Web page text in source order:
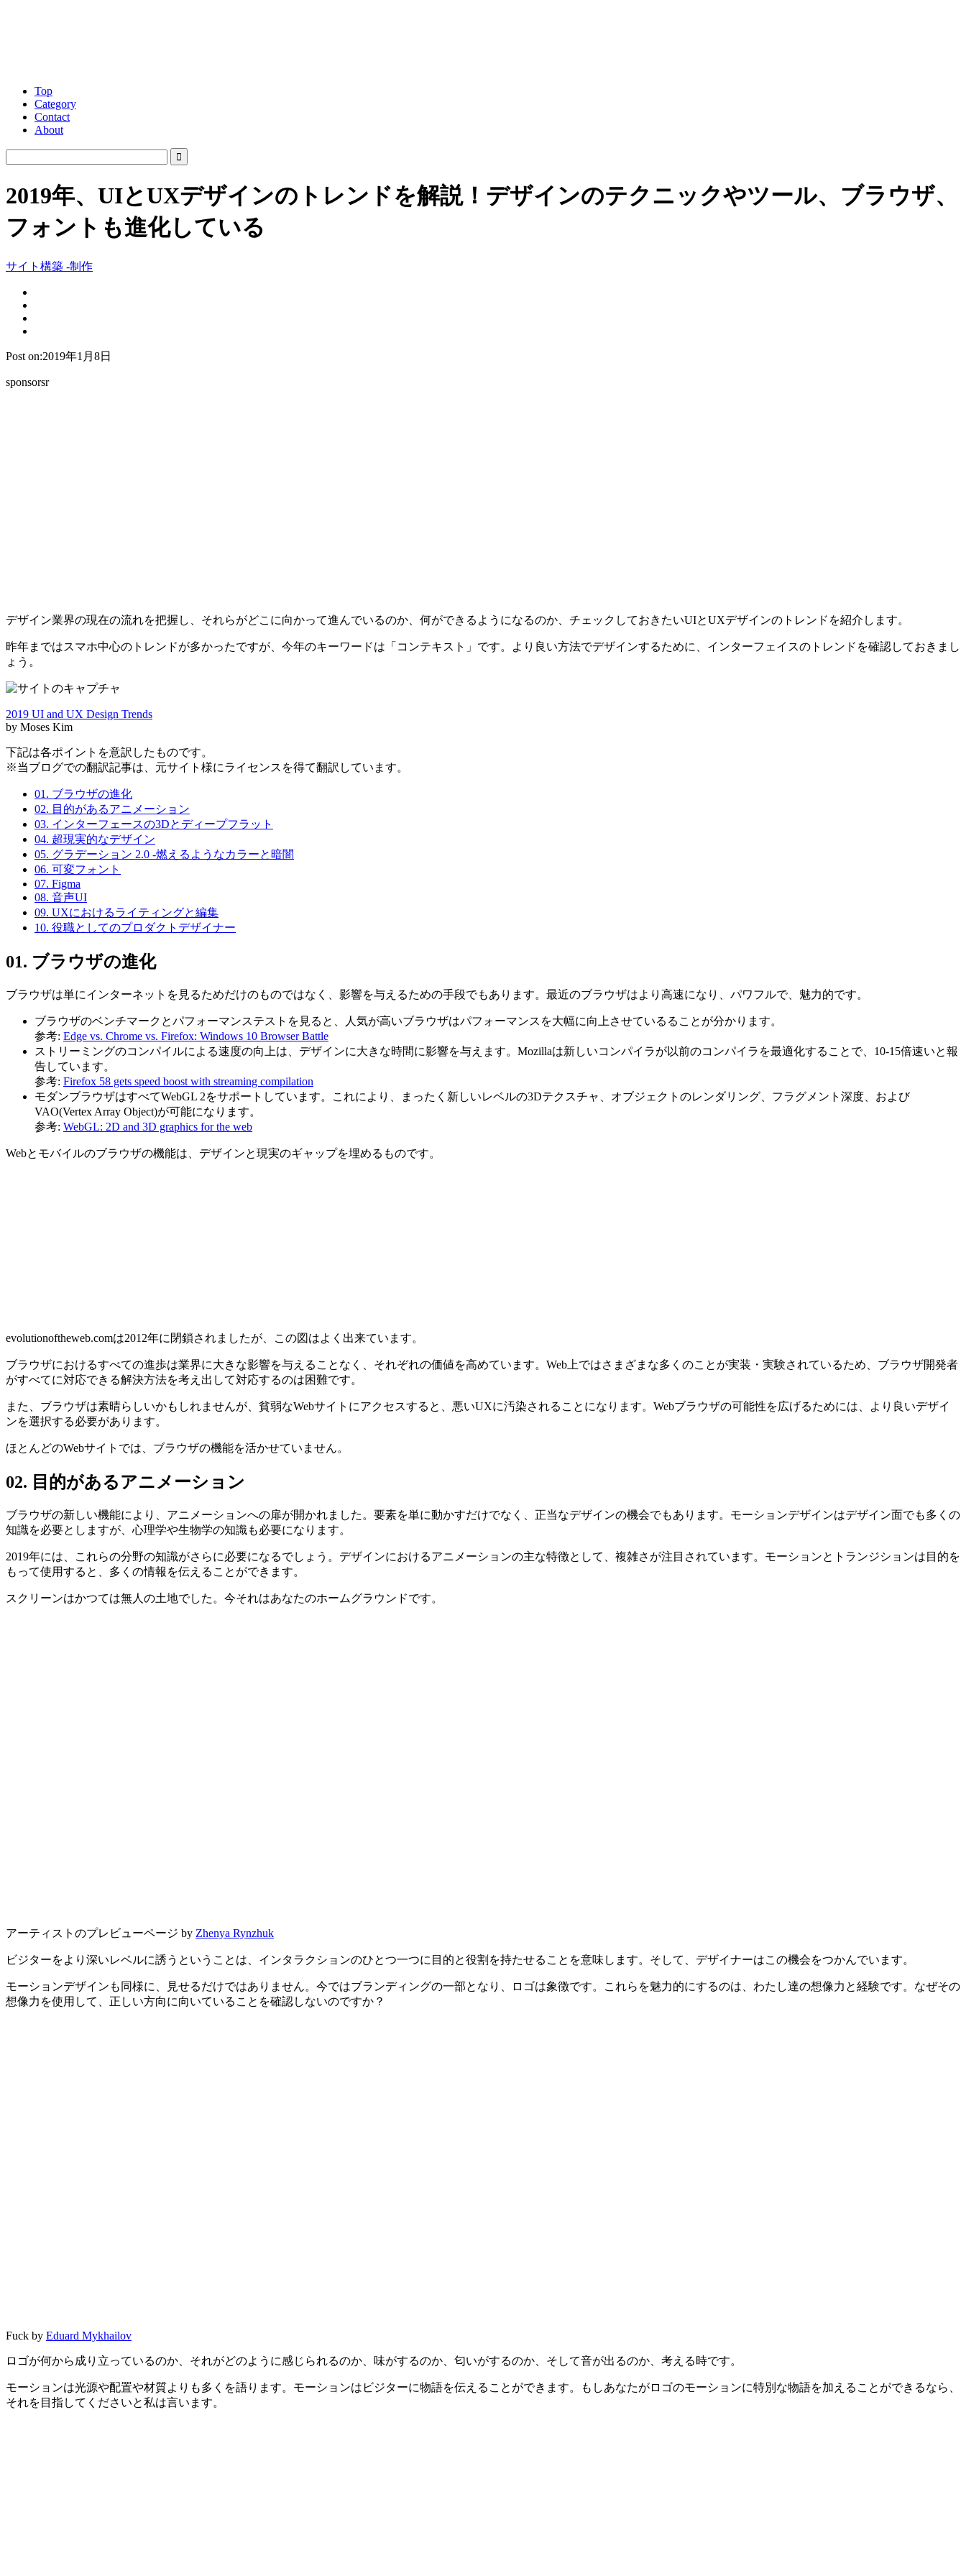
Top
Category
Contact
About
2019年、UIとUXデザインのトレンドを解説！デザインのテクニックやツール、ブラウザ、
フォントも進化している
サイト構築 -制作
Post on:2019年1月8日
sponsorsr
デザイン業界の現在の流れを把握し、それらがどこに向かって進んでいるのか、何ができるようになるのか、チェックしておきたいUIとUXデザインのトレンドを紹介します。
昨年まではスマホ中心のトレンドが多かったですが、今年のキーワードは「コンテキスト」です。より良い方法でデザインするために、インターフェイスのトレンドを確認しておきまし
ょう。
2019 UI and UX Design Trends
by Moses Kim
下記は各ポイントを意訳したものです。
※当ブログでの翻訳記事は、元サイト様にライセンスを得て翻訳しています。
01. ブラウザの進化
02. 目的があるアニメーション
03. インターフェースの3Dとディープフラット
04. 超現実的なデザイン
05. グラデーション 2.0 -燃えるようなカラーと暗闇
06. 可変フォント
07. Figma
08. 音声UI
09. UXにおけるライティングと編集
10. 役職としてのプロダクトデザイナー
01. ブラウザの進化
ブラウザは単にインターネットを見るためだけのものではなく、影響を与えるための手段でもあります。最近のブラウザはより高速になり、パワフルで、魅力的です。
ブラウザのベンチマークとパフォーマンステストを見ると、人気が高いブラウザはパフォーマンスを大幅に向上させているることが分かります。
参考: Edge vs. Chrome vs. Firefox: Windows 10 Browser Battle
ストリーミングのコンパイルによる速度の向上は、デザインに大きな時間に影響を与えます。Mozillaは新しいコンパイラが以前のコンパイラを最適化することで、10-15倍速いと報
告しています。
参考: Firefox 58 gets speed boost with streaming compilation
モダンブラウザはすべてWebGL 2をサポートしています。これにより、まったく新しいレベルの3Dテクスチャ、オブジェクトのレンダリング、フラグメント深度、および
VAO(Vertex Array Object)が可能になります。
参考: WebGL: 2D and 3D graphics for the web
Webとモバイルのブラウザの機能は、デザインと現実のギャップを埋めるものです。
evolutionoftheweb.comは2012年に閉鎖されましたが、この図はよく出来ています。
ブラウザにおけるすべての進歩は業界に大きな影響を与えることなく、それぞれの価値を高めています。Web上ではさまざまな多くのことが実装・実験されているため、ブラウザ開発者
がすべてに対応できる解決方法を考え出して対応するのは困難です。
また、ブラウザは素晴らしいかもしれませんが、貧弱なWebサイトにアクセスすると、悪いUXに汚染されることになります。Webブラウザの可能性を広げるためには、より良いデザイ
ンを選択する必要があります。
ほとんどのWebサイトでは、ブラウザの機能を活かせていません。
02. 目的があるアニメーション
ブラウザの新しい機能により、アニメーションへの扉が開かれました。要素を単に動かすだけでなく、正当なデザインの機会でもあります。モーションデザインはデザイン面でも多くの
知識を必要としますが、心理学や生物学の知識も必要になります。
2019年には、これらの分野の知識がさらに必要になるでしょう。デザインにおけるアニメーションの主な特徴として、複雑さが注目されています。モーションとトランジションは目的を
もって使用すると、多くの情報を伝えることができます。
スクリーンはかつては無人の土地でした。今それはあなたのホームグラウンドです。
アーティストのプレビューページ by Zhenya Rynzhuk
ビジターをより深いレベルに誘うということは、インタラクションのひとつ一つに目的と役割を持たせることを意味します。そして、デザイナーはこの機会をつかんでいます。
モーションデザインも同様に、見せるだけではありません。今ではブランディングの一部となり、ロゴは象徴です。これらを魅力的にするのは、わたし達の想像力と経験です。なぜその
想像力を使用して、正しい方向に向いていることを確認しないのですか？
Fuck by Eduard Mykhailov
ロゴが何から成り立っているのか、それがどのように感じられるのか、味がするのか、匂いがするのか、そして音が出るのか、考える時です。
モーションは光源や配置や材質よりも多くを語ります。モーションはビジターに物語を伝えることができます。もしあなたがロゴのモーションに特別な物語を加えることができるなら、
それを目指してくださいと私は言います。